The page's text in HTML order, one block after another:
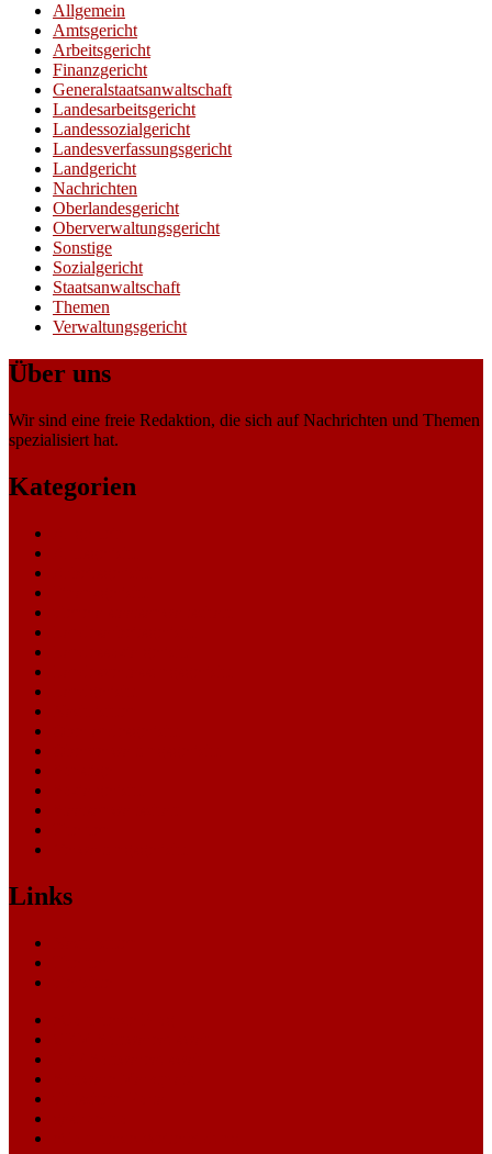
Allgemein
Amtsgericht
Arbeitsgericht
Finanzgericht
Generalstaatsanwaltschaft
Landesarbeitsgericht
Landessozialgericht
Landesverfassungsgericht
Landgericht
Nachrichten
Oberlandesgericht
Oberverwaltungsgericht
Sonstige
Sozialgericht
Staatsanwaltschaft
Themen
Verwaltungsgericht
Über uns
Wir sind eine freie Redaktion, die sich auf Nachrichten und Themen
spezialisiert hat.
Kategorien
Links